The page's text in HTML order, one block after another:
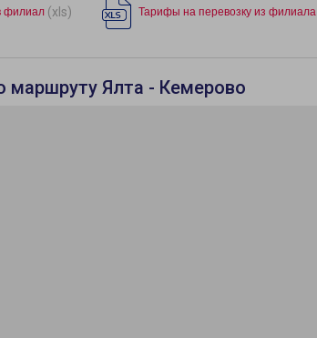
филиал (xls) Тарифы на перевозку из филиала
маршруту Ялта - Кемерово